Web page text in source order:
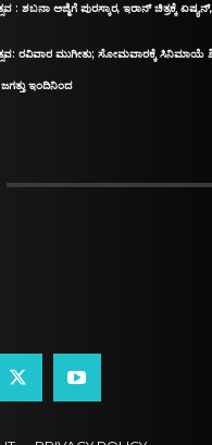
: ಶಬನಾ ಅಜ್ಮಿಗೆ ಪುರಸ್ಕಾರ, ಇರಾನ್‌ ಚಿತ್ರಕ್ಕೆ
ರವಿವಾರ ಮುಗೀತು; ಸೋಮವಾರಕ್ಕೆ ಸಿನಿಮಾಯೆ
ಇಂದಿನಿಂದ